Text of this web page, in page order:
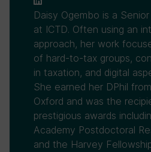
Daisy Ogembo is a
at ICTD. Often using an
approach, her work
of hard-to-tax groups,
in taxation, and digital
She earned her DPhil
Oxford and was the
prestigious awards
Academy Postdoctoral
and the Harvey